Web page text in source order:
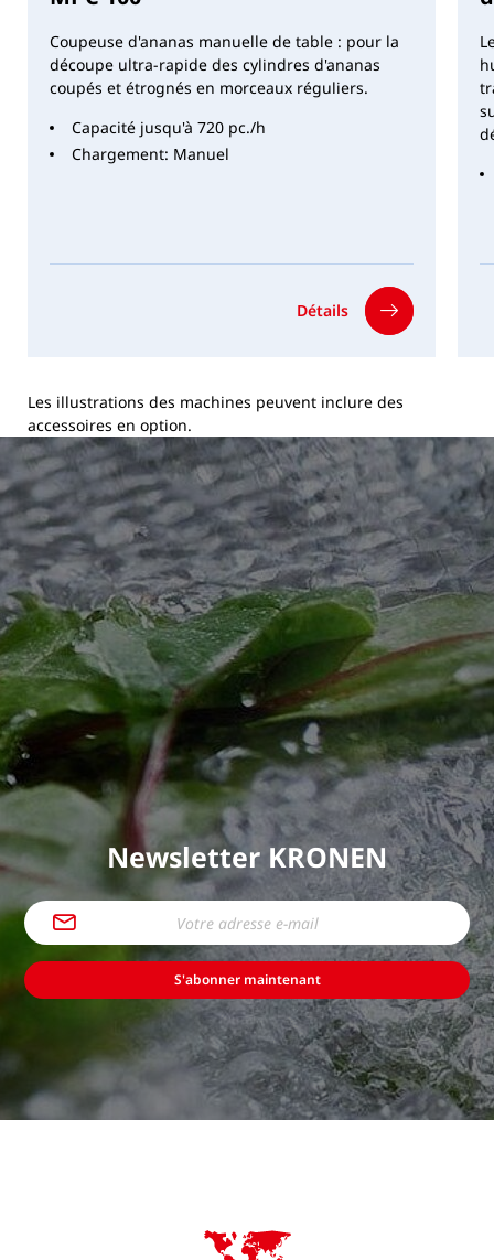
Coupeuse d'ananas manuelle de table : pour la
découpe ultra-rapide des cylindres d'ananas
coupés et étrognés en morceaux réguliers.
Capacité jusqu'à 720 pc./h
Chargement: Manuel
Détails
Les illustrations des machines peuvent inclure des
accessoires en option.
Newsletter KRONEN
S'abonner maintenant